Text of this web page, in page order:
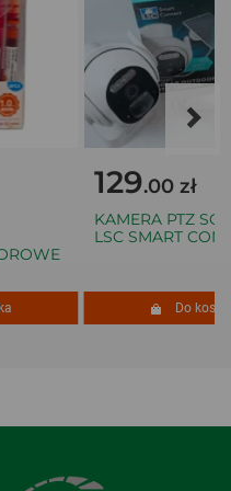
129.00 zł
KAMERA PTZ
LSC SMART
Do koszyka